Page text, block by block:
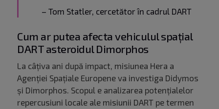
– Tom Statler, cercetător în cadrul DART
Cum ar putea afecta vehiculul spațial
DART asteroidul Dimorphos
La câțiva ani după impact, misiunea Hera a
Agenției Spațiale Europene va investiga Didymos
și Dimorphos. Scopul e analizarea potențialelor
repercusiuni locale ale misiunii DART pe termen